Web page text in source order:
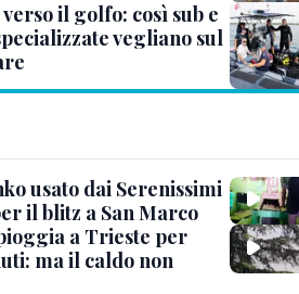
il golfo: così sub e
vegliano sul
usato dai Serenissimi
il blitz a San Marco
a Trieste per
ma il caldo non